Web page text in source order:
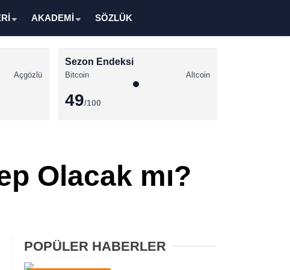
Altcoin Haberleri
XRP Haberleri
AKADEMİ SÖZLÜK
Açgözlü
Sezon Endeksi
Bitcoin Altcoin
49/100
Olacak mı?
POPÜLER HABERLER